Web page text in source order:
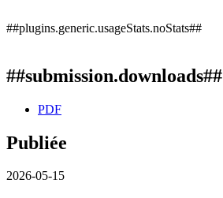
##plugins.generic.usageStats.noStats##
##submission.downloads##
PDF
Publiée
2026-05-15